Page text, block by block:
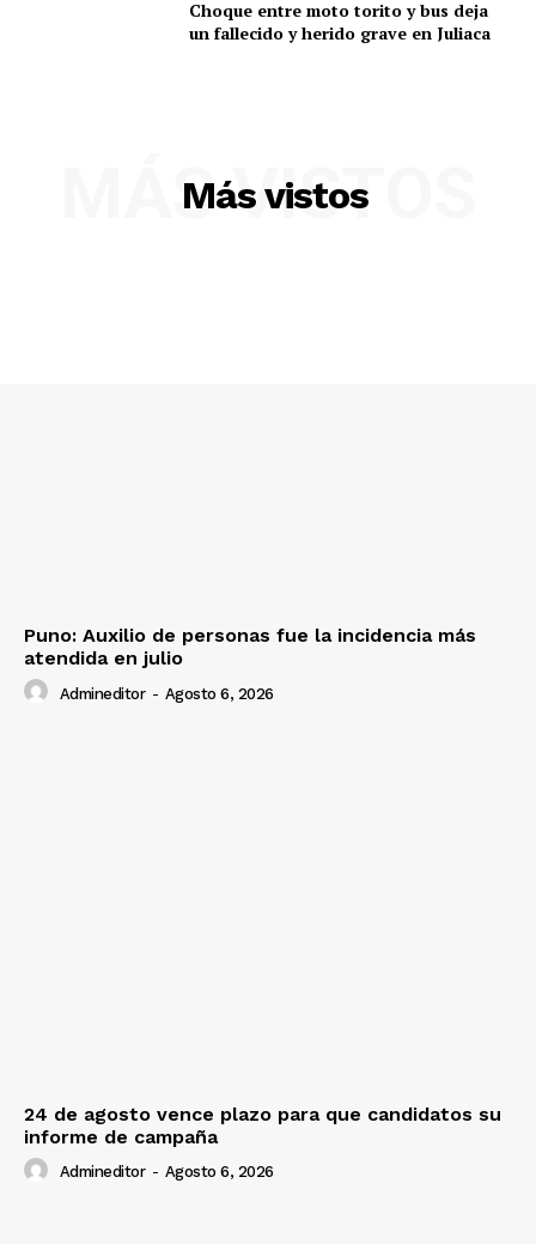
Choque entre moto torito y bus deja
un fallecido y herido grave en Juliaca
Más vistos
MÁS VISTOS
Puno: Auxilio de personas fue la incidencia más
atendida en julio
Admineditor - Agosto 6, 2026
24 de agosto vence plazo para que candidatos su
informe de campaña
Admineditor - Agosto 6, 2026